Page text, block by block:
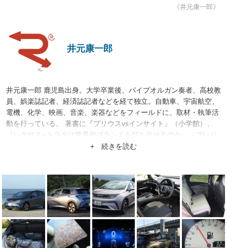
《井元康一郎》
井元康一郎
井元康一郎 鹿児島出身。大学卒業後、パイプオルガン奏者、高校教
員、娯楽誌記者、経済誌記者などを経て独立。自動車、宇宙航空、
電機、化学、映画、音楽、楽器などをフィールドに、取材・執筆活
動を行っている。 著書に『プリウスvsインサイト』（小学館）、
『レクサス─トヨタは世界的ブランドを打ち出せるのか』（プレジ
+ 続きを読む